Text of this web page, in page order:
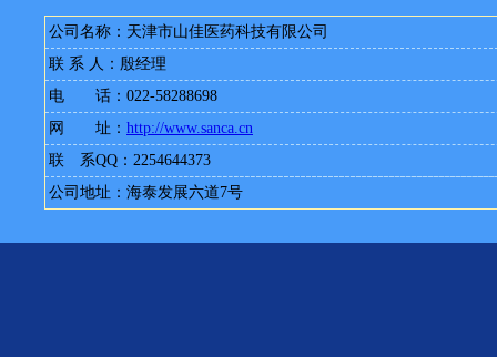
公司名称：天津市山佳医药科技有限公司
联 系 人：殷经理
电 话：022-58288698
网 址： http://www.sanca.cn
联 系QQ：2254644373
公司地址：海泰发展六道7号